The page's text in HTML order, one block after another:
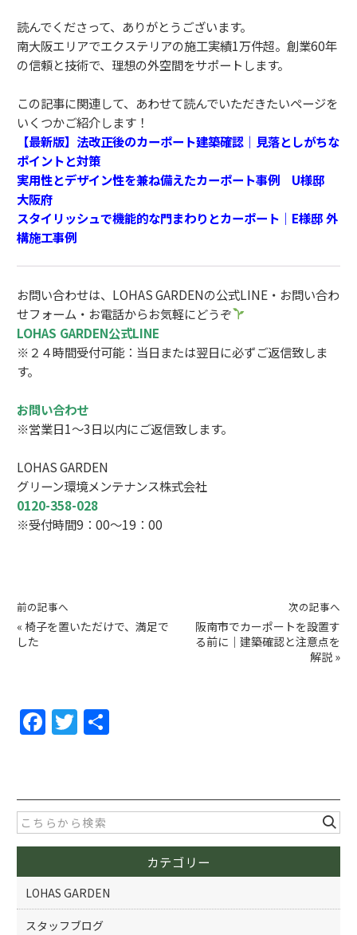
読んでくださって、ありがとうございます。
南大阪エリアでエクステリアの施工実績1万件超。創業60年
の信頼と技術で、理想の外空間をサポートします。
この記事に関連して、あわせて読んでいただきたいページを
いくつかご紹介します！
【最新版】法改正後のカーポート建築確認｜見落としがちな
ポイントと対策
実用性とデザイン性を兼ね備えたカーポート事例 U様邸
大阪府
スタイリッシュで機能的な門まわりとカーポート｜E様邸 外
構施工事例
お問い合わせは、LOHAS GARDENの公式LINE・お問い合わ
せフォーム・お電話からお気軽にどうぞ
LOHAS GARDEN公式LINE
※２４時間受付可能：当日または翌日に必ずご返信致しま
す。
お問い合わせ
※営業日1～3日以内にご返信致します。
LOHAS GARDEN
グリーン環境メンテナンス株式会社
0120-358-028
※受付時間9：00～19：00
前の記事へ
« 椅子を置いただけで、満足で
した
次の記事へ
阪南市でカーポートを設置す
る前に｜建築確認と注意点を
解説 »
F
a
e
b
o
o
k
T
w
er
カテゴリー
LOHAS GARDEN
スタッフブログ